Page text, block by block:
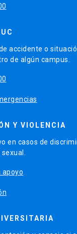
accidente o
de algún campus.
Y VIOLENCIA
en casos de
apoyo